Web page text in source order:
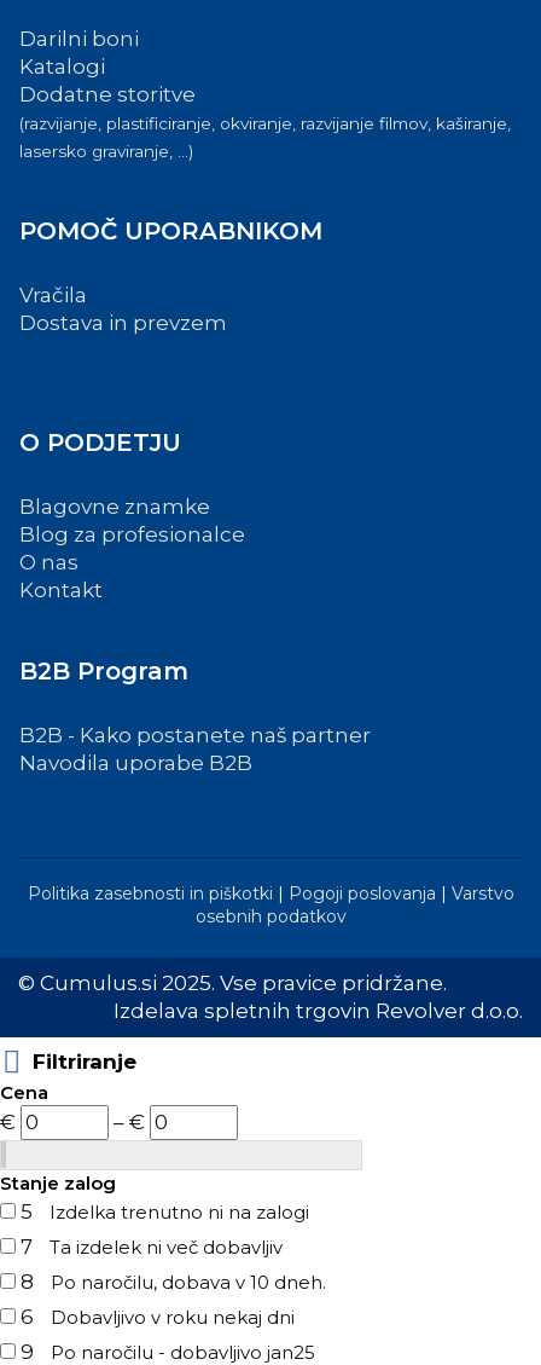
Darilni boni
Katalogi
Dodatne storitve
(razvijanje, plastificiranje, okviranje, razvijanje filmov, kaširanje,
lasersko graviranje, ...)
POMOČ UPORABNIKOM
Vračila
Dostava in prevzem
O PODJETJU
Blagovne znamke
Blog za profesionalce
O nas
Kontakt
B2B Program
B2B - Kako postanete naš partner
Navodila uporabe B2B
Politika zasebnosti in piškotki | Pogoji poslovanja | Varstvo
osebnih podatkov
© Cumulus.si 2025. Vse pravice pridržane.
Izdelava spletnih trgovin Revolver d.o.o.
Filtriranje
Cena
€ – €
Stanje zalog
5 Izdelka trenutno ni na zalogi
7 Ta izdelek ni več dobavljiv
8 Po naročilu, dobava v 10 dneh.
6 Dobavljivo v roku nekaj dni
9 Po naročilu - dobavljivo jan25